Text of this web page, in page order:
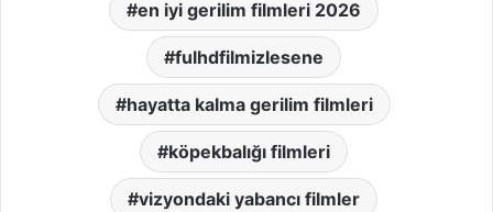
en iyi gerilim filmleri 2026
fulhdfilmizlesene
hayatta kalma gerilim filmleri
köpekbalığı filmleri
vizyondaki yabancı filmler